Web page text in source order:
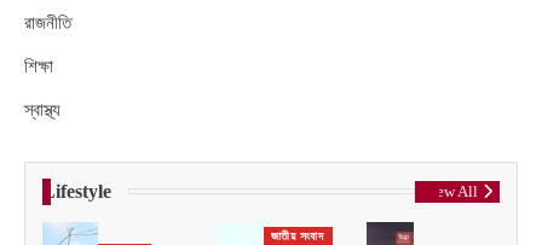
রাজনীতি
শিক্ষা
স্বাস্থ্য
Lifestyle View All
জাতীয় সংবাদ